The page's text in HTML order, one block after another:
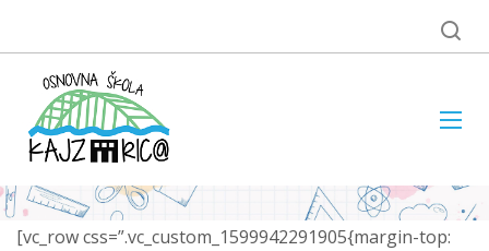
[vc_row css=”.vc_custom_1599942291905{margin-top: